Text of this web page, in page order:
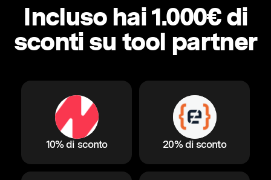
Incluso hai 1.000€ di
sconti su tool partner
10% di sconto 20% di sconto